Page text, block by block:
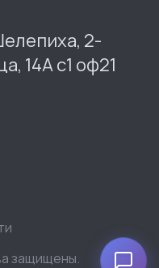
2-
14А с1 оф21
защищены.